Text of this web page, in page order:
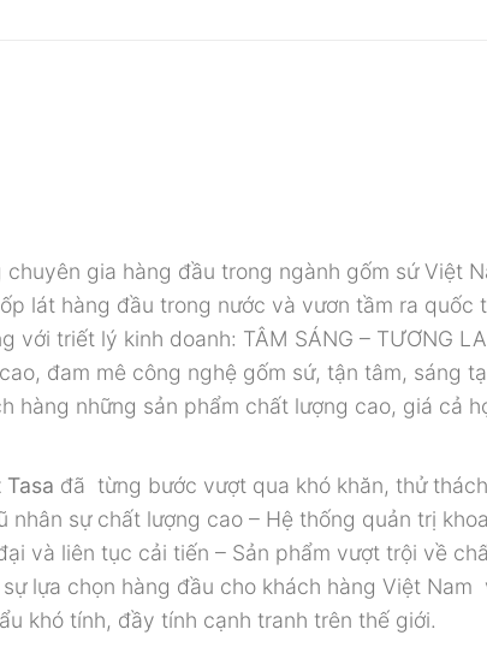
gia hàng đầu trong ngành gốm sứ Việt
lát hàng đầu trong nước và vươn tầm ra quốc
với triết lý kinh doanh: TÂM SÁNG – TƯƠNG
đam mê công nghệ gốm sứ, tận tâm, sáng
hàng những sản phẩm chất lượng cao, giá cả
đã từng bước vượt qua khó khăn, thử
sự chất lượng cao – Hệ thống quản trị
và liên tục cải tiến – Sản phẩm vượt trội về
lựa chọn hàng đầu cho khách hàng Việt Nam
khó tính, đầy tính cạnh tranh trên thế giới.